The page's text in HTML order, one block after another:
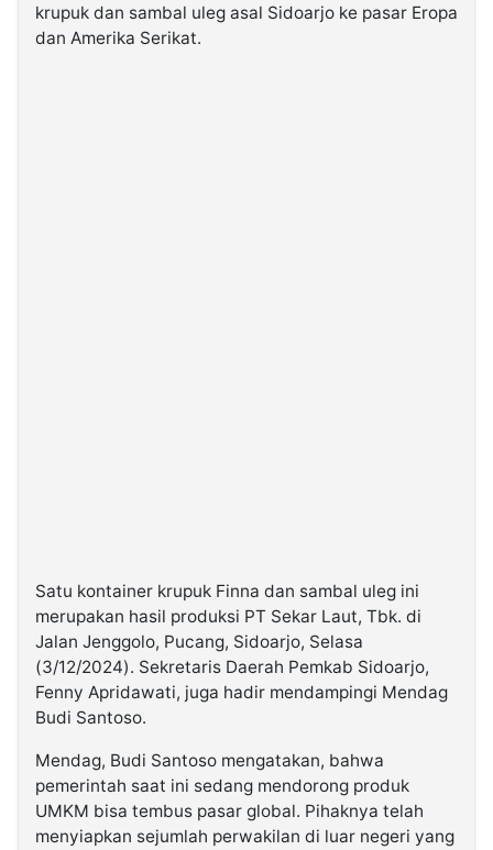
Kabarbaru.co
2026
krupuk dan sambal uleg asal Sidoarjo ke pasar Eropa
dan Amerika Serikat.
Satu kontainer krupuk Finna dan sambal uleg ini
merupakan hasil produksi PT Sekar Laut, Tbk. di
Jalan Jenggolo, Pucang, Sidoarjo, Selasa
(3/12/2024). Sekretaris Daerah Pemkab Sidoarjo,
Fenny Apridawati, juga hadir mendampingi Mendag
Budi Santoso.
Mendag, Budi Santoso mengatakan, bahwa
pemerintah saat ini sedang mendorong produk
UMKM bisa tembus pasar global. Pihaknya telah
menyiapkan sejumlah perwakilan di luar negeri yang